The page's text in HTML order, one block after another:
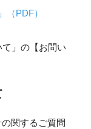
（PDF）
」の【お問い
関するご質問